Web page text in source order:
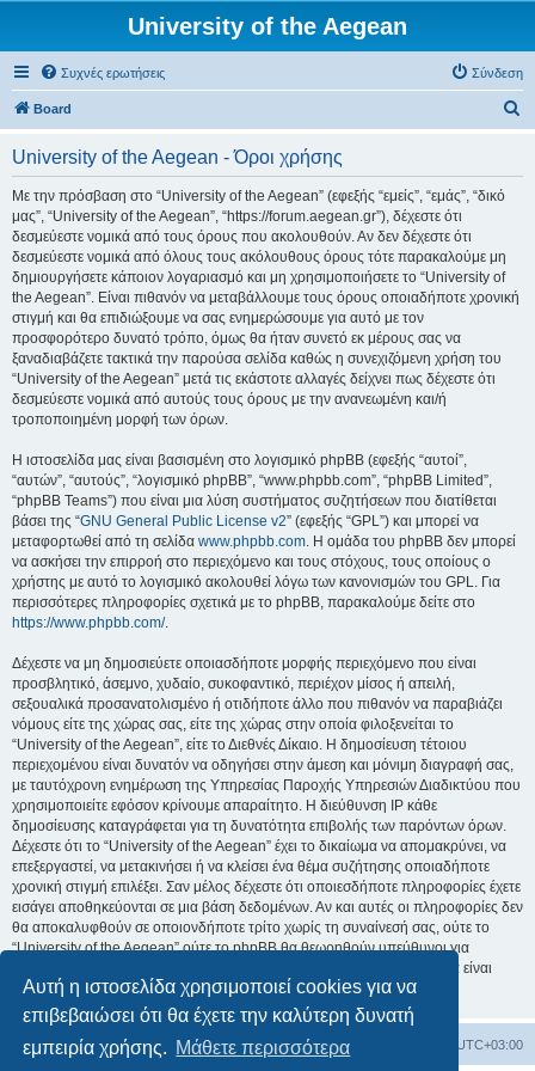
Αυτή η ιστοσελίδα χρησιμοποιεί cookies για να
επιβεβαιώσει ότι θα έχετε την καλύτερη δυνατή
εμπειρία χρήσης. Μάθετε περισσότερα
University of the Aegean
Συχνές ερωτήσεις Σύνδεση
Board
University of the Aegean - Όροι χρήσης
Με την πρόσβαση στο “University of the Aegean” (εφεξής “εμείς”, “εμάς”, “δικό
μας”, “University of the Aegean”, “https://forum.aegean.gr”), δέχεστε ότι
δεσμεύεστε νομικά από τους όρους που ακολουθούν. Αν δεν δέχεστε ότι
δεσμεύεστε νομικά από όλους τους ακόλουθους όρους τότε παρακαλούμε μη
δημιουργήσετε κάποιον λογαριασμό και μη χρησιμοποιήσετε το “University of
the Aegean”. Είναι πιθανόν να μεταβάλλουμε τους όρους οποιαδήποτε χρονική
στιγμή και θα επιδιώξουμε να σας ενημερώσουμε για αυτό με τον
προσφορότερο δυνατό τρόπο, όμως θα ήταν συνετό εκ μέρους σας να
ξαναδιαβάζετε τακτικά την παρούσα σελίδα καθώς η συνεχιζόμενη χρήση του
“University of the Aegean” μετά τις εκάστοτε αλλαγές δείχνει πως δέχεστε ότι
δεσμεύεστε νομικά από αυτούς τους όρους με την ανανεωμένη και/ή
τροποποιημένη μορφή των όρων.
Η ιστοσελίδα μας είναι βασισμένη στο λογισμικό phpBB (εφεξής “αυτοί”,
“αυτών”, “αυτούς”, “λογισμικό phpBB”, “www.phpbb.com”, “phpBB Limited”,
“phpBB Teams”) που είναι μια λύση συστήματος συζητήσεων που διατίθεται
βάσει της “GNU General Public License v2” (εφεξής “GPL”) και μπορεί να
μεταφορτωθεί από τη σελίδα www.phpbb.com. Η ομάδα του phpBB δεν μπορεί
να ασκήσει την επιρροή στο περιεχόμενο και τους στόχους, τους οποίους ο
χρήστης με αυτό το λογισμικό ακολουθεί λόγω των κανονισμών του GPL. Για
περισσότερες πληροφορίες σχετικά με το phpBB, παρακαλούμε δείτε στο
https://www.phpbb.com/.
Δέχεστε να μη δημοσιεύετε οποιασδήποτε μορφής περιεχόμενο που είναι
προσβλητικό, άσεμνο, χυδαίο, συκοφαντικό, περιέχον μίσος ή απειλή,
σεξουαλικά προσανατολισμένο ή οτιδήποτε άλλο που πιθανόν να παραβιάζει
νόμους είτε της χώρας σας, είτε της χώρας στην οποία φιλοξενείται το
“University of the Aegean”, είτε το Διεθνές Δίκαιο. Η δημοσίευση τέτοιου
περιεχομένου είναι δυνατόν να οδηγήσει στην άμεση και μόνιμη διαγραφή σας,
με ταυτόχρονη ενημέρωση της Υπηρεσίας Παροχής Υπηρεσιών Διαδικτύου που
χρησιμοποιείτε εφόσον κρίνουμε απαραίτητο. Η διεύθυνση IP κάθε
δημοσίευσης καταγράφεται για τη δυνατότητα επιβολής των παρόντων όρων.
Δέχεστε ότι το “University of the Aegean” έχει το δικαίωμα να απομακρύνει, να
επεξεργαστεί, να μετακινήσει ή να κλείσει ένα θέμα συζήτησης οποιαδήποτε
χρονική στιγμή επιλέξει. Σαν μέλος δέχεστε ότι οποιεσδήποτε πληροφορίες έχετε
εισάγει αποθηκεύονται σε μια βάση δεδομένων. Αν και αυτές οι πληροφορίες δεν
θα αποκαλυφθούν σε οποιονδήποτε τρίτο χωρίς τη συναίνεσή σας, ούτε το
“University of the Aegean” ούτε το phpBB θα θεωρηθούν υπεύθυνοι για
οποιαδήποτε απόπειρα ηλεκτρονικής εισβολής ή παραβίασης η οποία είναι
δυνατόν να οδηγήσει σε απώλεια αυτών των δεδομένων.
Board Όλοι οι χρόνοι είναι UTC+03:00
Διαγραφή cookies